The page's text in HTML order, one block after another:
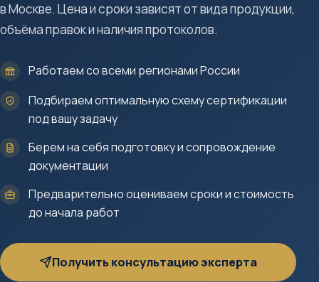
в Москве. Цена и сроки зависят от вида продукции,
объёма правок и наличия протоколов.
Работаем со всеми регионами России
Подбираем оптимальную схему сертификации
под вашу задачу
Берем на себя подготовку и сопровождение
документации
Предварительно оцениваем сроки и стоимость
до начала работ
Получить консультацию эксперта